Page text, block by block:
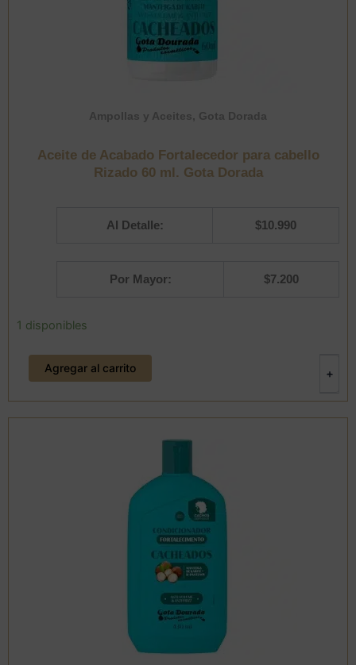
Ampollas y Aceites, Gota Dorada
Aceite de Acabado Fortalecedor para cabello
Rizado 60 ml. Gota Dorada
Al Detalle: $10.990
Por Mayor: $7.200
1 disponibles
-
Aceite
Acabado
Fortalecedor
para
cabello
Rizado
+
Agregar al carrito